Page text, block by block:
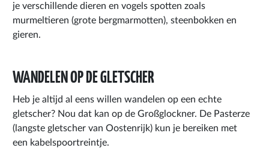
je verschillende dieren en vogels spotten zoals
murmeltieren (grote bergmarmotten), steenbokken en
gieren.
WANDELEN OP DE GLETSCHER
Heb je altijd al eens willen wandelen op een echte
gletscher? Nou dat kan op de Großglockner. De Pasterze
(langste gletscher van Oostenrijk) kun je bereiken met
een kabelspoortreintje.